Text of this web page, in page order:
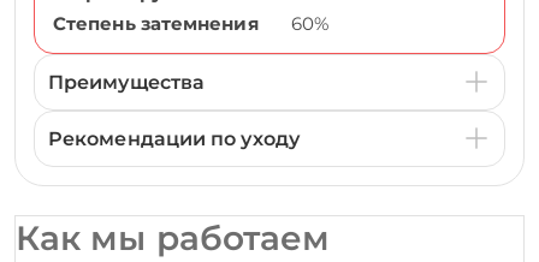
Степень затемнения
60%
Преимущества
Рекомендации по уходу
Как мы работаем